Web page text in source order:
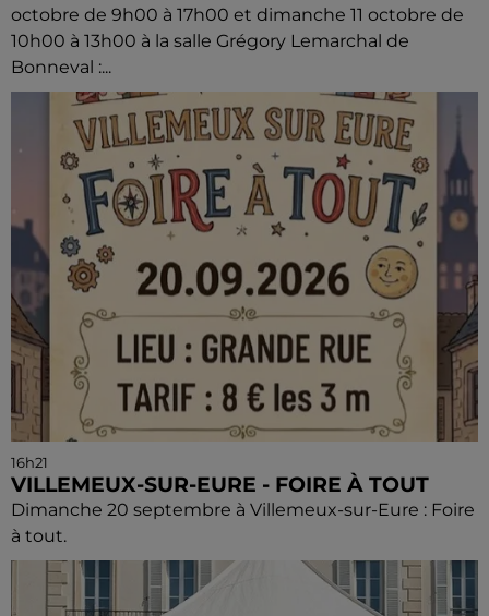
octobre de 9h00 à 17h00 et dimanche 11 octobre de
10h00 à 13h00 à la salle Grégory Lemarchal de
Bonneval :...
16h21
VILLEMEUX-SUR-EURE - FOIRE À TOUT
Dimanche 20 septembre à Villemeux-sur-Eure : Foire
à tout.